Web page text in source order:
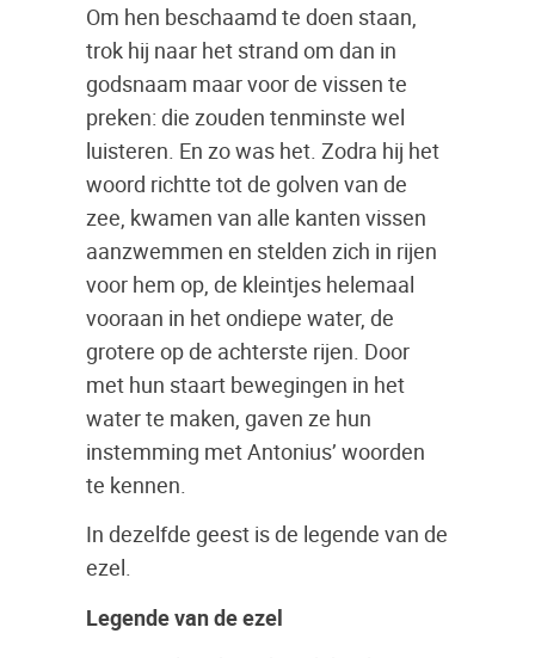
Om hen beschaamd te doen staan,
trok hij naar het strand om dan in
godsnaam maar voor de vissen te
preken: die zouden tenminste wel
luisteren. En zo was het. Zodra hij het
woord richtte tot de golven van de
zee, kwamen van alle kanten vissen
aanzwemmen en stelden zich in rijen
voor hem op, de kleintjes helemaal
vooraan in het ondiepe water, de
grotere op de achterste rijen. Door
met hun staart bewegingen in het
water te maken, gaven ze hun
instemming met Antonius’ woorden
te kennen.
In dezelfde geest is de legende van de
ezel.
Legende van de ezel